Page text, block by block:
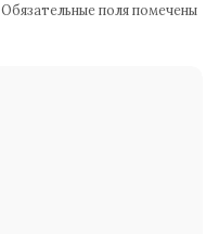
Обязательные поля помечены